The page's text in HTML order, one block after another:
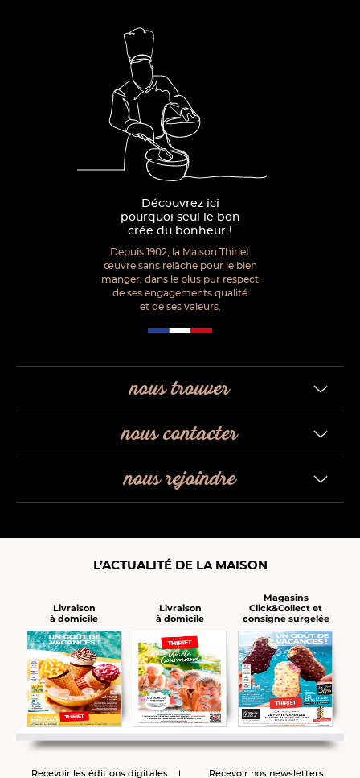
Découvrez ici
pourquoi seul le bon
crée du bonheur !
Depuis 1902, la Maison Thiriet
œuvre sans relâche pour le bien
manger, dans le plus pur respect
de ses engagements qualité
et de ses valeurs.
nous trouver
nous contacter
nous rejoindre
L’ACTUALITÉ DE LA MAISON
Livraison
à domicile
Livraison
à domicile
Magasins
Click&Collect et
consigne surgelée
Recevoir les éditions digitales Recevoir nos newsletters